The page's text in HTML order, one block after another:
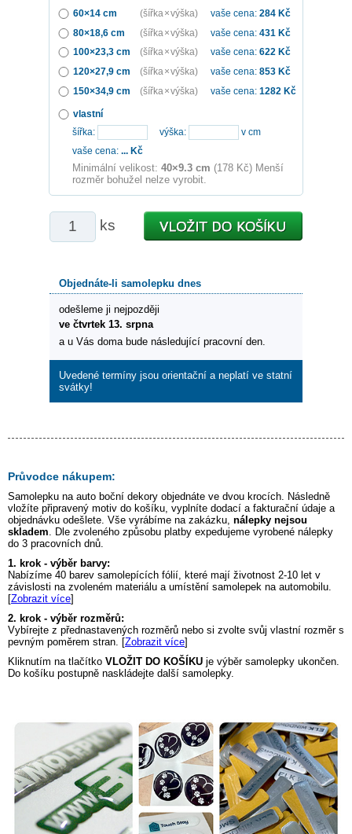
60×14 cm
(šířka × výška) vaše cena: 284 Kč
80×18,6 cm
(šířka × výška) vaše cena: 431 Kč
100×23,3 cm
(šířka × výška) vaše cena: 622 Kč
120×27,9 cm
(šířka × výška) vaše cena: 853 Kč
150×34,9 cm
(šířka × výška) vaše cena: 1282 Kč
vlastní
šířka:
výška:
v cm
vaše cena: ... Kč
Minimální velikost: 40×9.3 cm (178 Kč) Menší
rozměr bohužel nelze vyrobit.
ks
Objednáte-li samolepku dnes
odešleme ji nejpozději
ve čtvrtek 13. srpna
a u Vás doma bude následující pracovní den.
Uvedené termíny jsou orientační a neplatí ve statní
svátky!
Průvodce nákupem:
Samolepku na auto boční dekory objednáte ve dvou krocích. Následně
vložíte připravený motiv do košíku, vyplníte dodací a fakturační údaje a
objednávku odešlete. Vše vyrábíme na zakázku, nálepky nejsou
skladem. Dle zvoleného způsobu platby expedujeme vyrobené nálepky
do 3 pracovních dnů.
1. krok - výběr barvy:
Nabízíme 40 barev samolepících fólií, které mají životnost 2-10 let v
závislosti na zvoleném materiálu a umístění samolepek na automobilu.
[Zobrazit více]
2. krok - výběr rozměrů:
Vybírejte z přednastavených rozměrů nebo si zvolte svůj vlastní rozměr s
pevným poměrem stran. [Zobrazit více]
Kliknutím na tlačítko VLOŽIT DO KOŠÍKU je výběr samolepky ukončen.
Do košíku postupně naskládejte další samolepky.